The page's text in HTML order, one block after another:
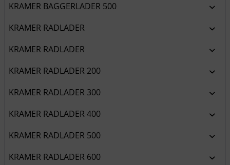
KRAMER BAGGERLADER 500
KRAMER RADLADER
KRAMER RADLADER
KRAMER RADLADER 200
KRAMER RADLADER 300
KRAMER RADLADER 400
KRAMER RADLADER 500
KRAMER RADLADER 600